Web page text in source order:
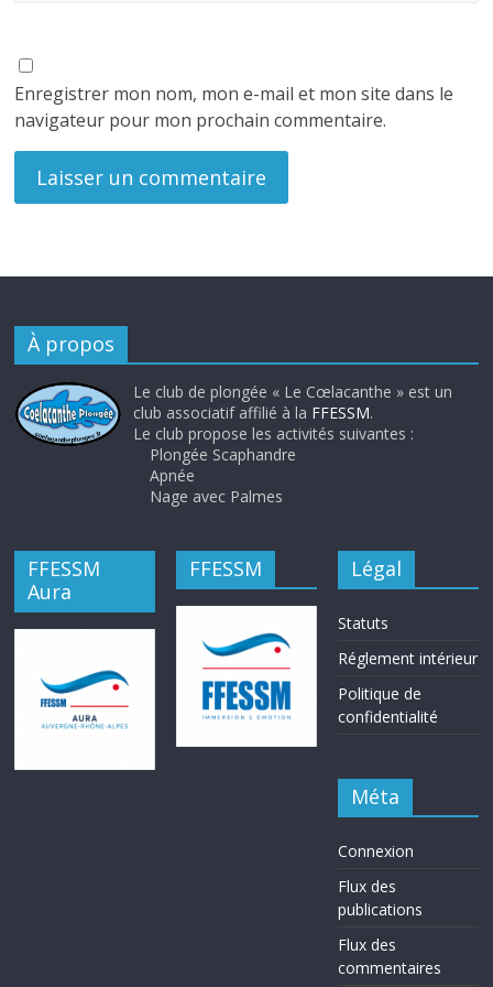
Enregistrer mon nom, mon e-mail et mon site dans le
navigateur pour mon prochain commentaire.
À propos
Le club de plongée « Le Cœlacanthe » est un
club associatif affilié à la FFESSM.
Le club propose les activités suivantes :
Plongée Scaphandre
Apnée
Nage avec Palmes
FFESSM
Aura
FFESSM Légal
Statuts
Réglement intérieur
Politique de
confidentialité
Méta
Connexion
Flux des
publications
Flux des
commentaires